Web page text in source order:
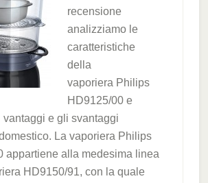
recensione
analizziamo le
caratteristiche
della
vaporiera Philips
HD9125/00 e
vantaggi e gli svantaggi
La vaporiera Philips
appartiene alla medesima linea
HD9150/91, con la quale